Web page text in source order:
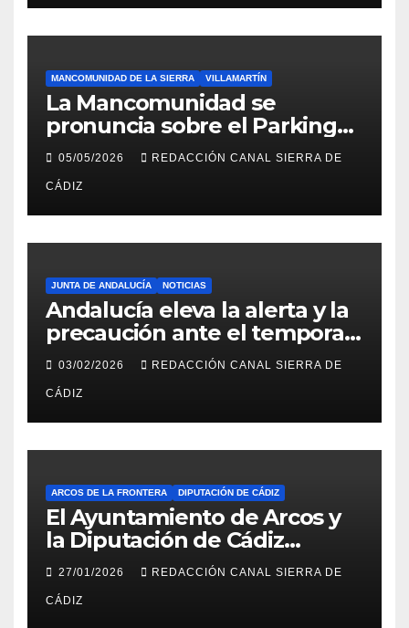
MANCOMUNIDAD DE LA SIERRA VILLAMARTÍN
La Mancomunidad se
pronuncia sobre el Parking
del Hospital de Villamartín
05/05/2026 REDACCIÓN CANAL SIERRA DE
CÁDIZ
JUNTA DE ANDALUCÍA NOTICIAS
Andalucía eleva la alerta y la
precaución ante el temporal:
colegios cerrados y la UME en
preaviso
03/02/2026 REDACCIÓN CANAL SIERRA DE
CÁDIZ
ARCOS DE LA FRONTERA DIPUTACIÓN DE CÁDIZ
El Ayuntamiento de Arcos y
la Diputación de Cádiz
impulsan la rehabilitación del
edificio anexo al Castillo con
la redacción del proyecto
27/01/2026 REDACCIÓN CANAL SIERRA DE
CÁDIZ